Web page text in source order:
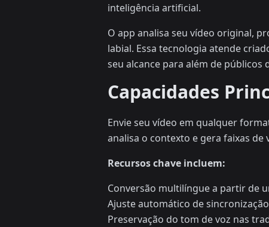
inteligência artificial.
O app analisa seu vídeo original,
labial. Essa tecnologia atende
seu alcance para além de públicos
Capacidades
Envie seu vídeo em qualquer
analisa o contexto e gera faixas
Recursos chave incluem:
Conversão multilíngue a partir de
Ajuste automático de
Preservação do tom de voz nas